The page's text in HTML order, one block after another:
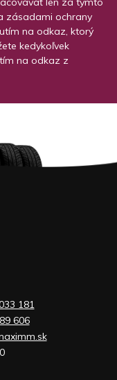
zásadami ochrany
na odkaz, ktorý
kedykoľvek
na odkaz z
181
606